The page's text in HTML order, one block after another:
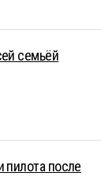
семьёй
пилота после